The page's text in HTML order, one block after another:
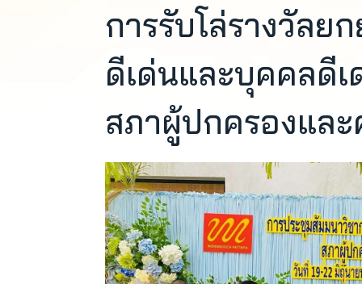
การรับโล่รางวัลย
ดีเด่นและบุคคลดี
สภาผู้ปกครองและ